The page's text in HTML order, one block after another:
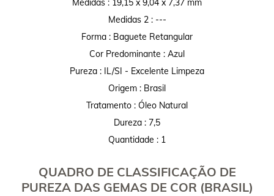
Medidas : 19,15 x 9,04 x 7,37 mm
Medidas 2 : ---
Forma : Baguete Retangular
Cor Predominante : Azul
Pureza : IL/SI - Excelente Limpeza
Origem : Brasil
Tratamento : Óleo Natural
Dureza : 7,5
Quantidade : 1
QUADRO DE CLASSIFICAÇÃO DE
PUREZA DAS GEMAS DE COR (BRASIL)